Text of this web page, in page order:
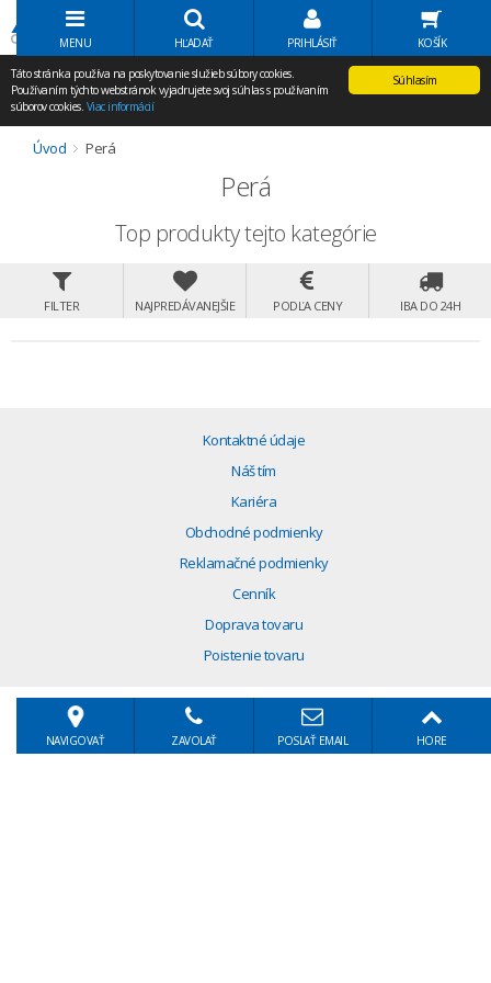
Volať Agem
MENU HĽADAŤ PRIHLÁSIŤ KOŠÍK
Súhlasím
Táto stránka používa na poskytovanie služieb súbory cookies.
Používaním týchto webstránok vyjadrujete svoj súhlas s používaním
súborov cookies. Viac informácií
Úvod Perá
Perá
Top produkty tejto kategórie
FILTER NAJPREDÁVANEJŠIE PODĽA CENY IBA DO 24H
Kontaktné údaje
Náš tím
Kariéra
Obchodné podmienky
Reklamačné podmienky
Cenník
Doprava tovaru
Poistenie tovaru
NAVIGOVAŤ ZAVOLAŤ POSLAŤ EMAIL HORE